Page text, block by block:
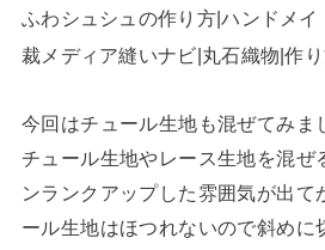
今回はチュール生地も混ぜてみま
チュール生地やレース生地を混ぜ
ンランクアップした雰囲気が出て
ール生地はほつれないので斜めに